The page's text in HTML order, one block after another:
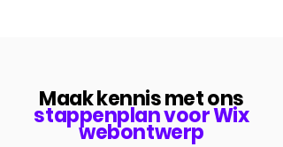
Maak kennis met ons
stappenplan voor Wix
webontwerp